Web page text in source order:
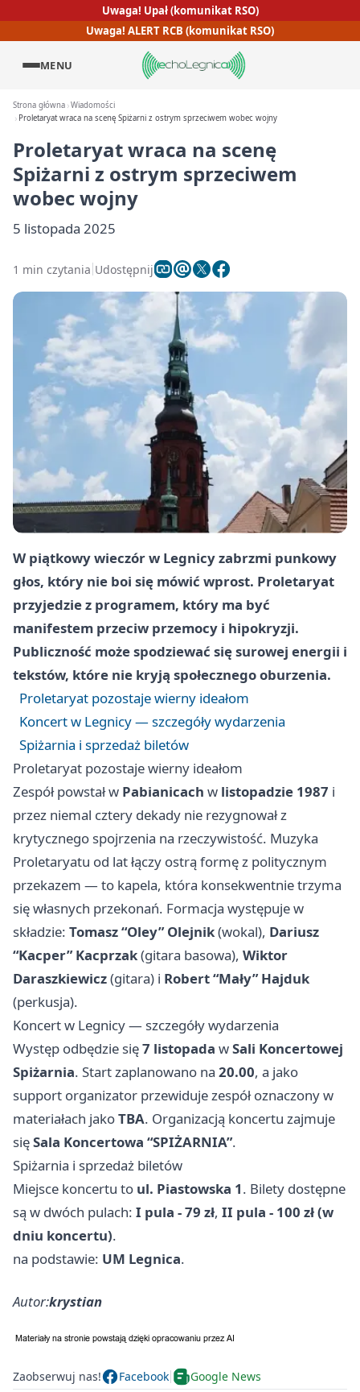
Uwaga! Upał (komunikat RSO)
Uwaga! ALERT RCB (komunikat RSO)
MENU
Strona główna Wiadomości
Proletaryat wraca na scenę Spiżarni z ostrym sprzeciwem wobec wojny
Proletaryat wraca na scenę
Spiżarni z ostrym sprzeciwem
wobec wojny
5 listopada 2025
1 min czytania Udostępnij
W piątkowy wieczór w Legnicy zabrzmi punkowy
głos, który nie boi się mówić wprost. Proletaryat
przyjedzie z programem, który ma być
manifestem przeciw przemocy i hipokryzji.
Publiczność może spodziewać się surowej energii i
tekstów, które nie kryją społecznego oburzenia.
Proletaryat pozostaje wierny ideałom
Koncert w Legnicy — szczegóły wydarzenia
Spiżarnia i sprzedaż biletów
Proletaryat pozostaje wierny ideałom
Zespół powstał w Pabianicach w listopadzie 1987 i
przez niemal cztery dekady nie rezygnował z
krytycznego spojrzenia na rzeczywistość. Muzyka
Proletaryatu od lat łączy ostrą formę z politycznym
przekazem — to kapela, która konsekwentnie trzyma
się własnych przekonań. Formacja występuje w
składzie: Tomasz “Oley” Olejnik(wokal), Dariusz
“Kacper” Kacprzak(gitara basowa), Wiktor
Daraszkiewicz(gitara) i Robert “Mały” Hajduk
(perkusja).
Koncert w Legnicy — szczegóły wydarzenia
Występ odbędzie się7 listopada wSali Koncertowej
Spiżarnia. Start zaplanowano na 20.00, a jako
support organizator przewiduje zespół oznaczony w
materiałach jakoTBA. Organizacją koncertu zajmuje
sięSala Koncertowa “SPIŻARNIA”.
Spiżarnia i sprzedaż biletów
Miejsce koncertu to ul. Piastowska 1. Bilety dostępne
są w dwóch pulach: I pula - 79 zł, II pula - 100 zł (w
dniu koncertu).
na podstawie: UM Legnica.
Autor:krystian
Zaobserwuj nas! Facebook Google News